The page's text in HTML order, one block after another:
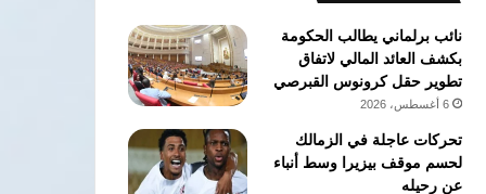
نائب برلماني يطالب الحكومة
بكشف العائد المالي لاتفاق
تطوير حقل كرونوس القبرصي
6 أغسطس، 2026
تحركات عاجلة في الزمالك
لحسم موقف بيزيرا وسط أنباء
عن رحيله